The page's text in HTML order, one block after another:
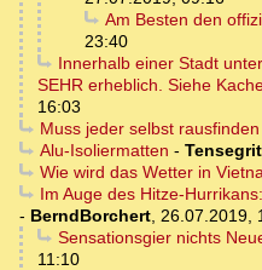
Am Besten den
23:40
Innerhalb einer Stadt
SEHR erheblich. Siehe
16:03
Muss jeder selbst rausfinden
Alu-Isoliermatten -
Wie wird das Wetter in
Im Auge des Hitze-
- BerndBorchert, 26.07.2019,
Sensationsgier nichts
11:10